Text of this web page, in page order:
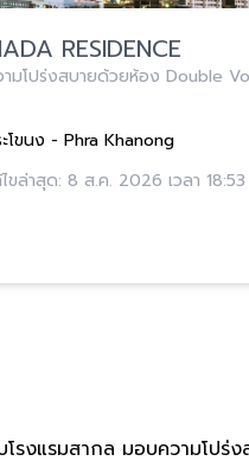
RESIDENCE
มโปร่งสบายด้วยห้อง Double
โขนง - Phra Khanong
ขล่าสุด: 8 ส.ค. 2026 เวลา 18:53
รงแรมสากล มอบความโปร่